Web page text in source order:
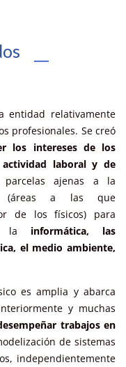
entidad relativamente
profesionales. Se creó
los intereses de los
laboral y de
ajenas a la
(áreas a las que
de los físicos) para
la informática, las
el medio ambiente,
es amplia y abarca
y muchas
trabajos en
de sistemas
independientemente